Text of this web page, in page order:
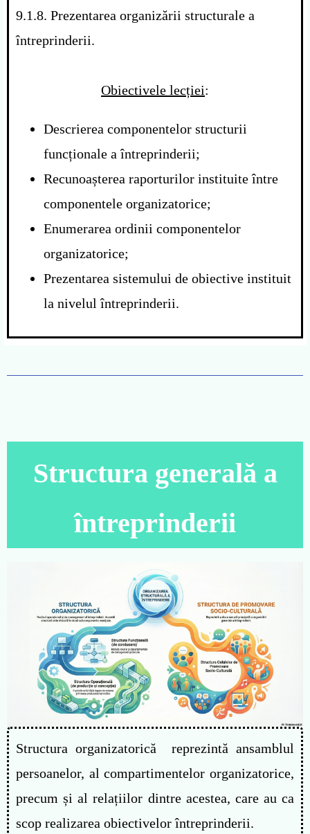
9.1.8. Prezentarea organizării structurale a
întreprinderii.
Obiectivele lecției:
Descrierea componentelor structurii
funcționale a întreprinderii;
Recunoașterea raporturilor instituite între
componentele organizatorice;
Enumerarea ordinii componentelor
organizatorice;
Prezentarea sistemului de obiective instituit
la nivelul întreprinderii.
Structura generală a
întreprinderii
Structura organizatorică reprezintă ansamblul
persoanelor, al compartimentelor organizatorice,
precum și al relațiilor dintre acestea, care au ca
scop realizarea obiectivelor întreprinderii.